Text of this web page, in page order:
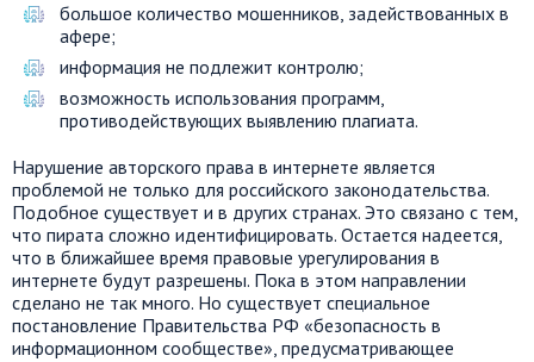
большое количество мошенников, задействованных в
афере;
информация не подлежит контролю;
возможность использования программ,
противодействующих выявлению плагиата.
Нарушение авторского права в интернете является
проблемой не только для российского законодательства.
Подобное существует и в других странах. Это связано с тем,
что пирата сложно идентифицировать. Остается надеется,
что в ближайшее время правовые урегулирования в
интернете будут разрешены. Пока в этом направлении
сделано не так много. Но существует специальное
постановление Правительства РФ «безопасность в
информационном сообществе», предусматривающее